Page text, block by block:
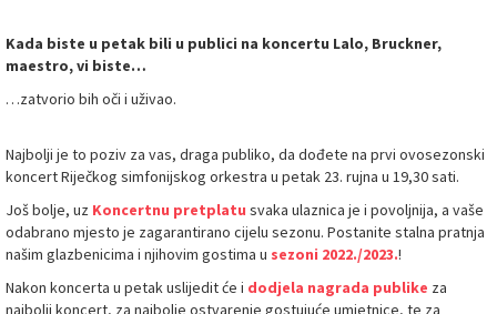
Kada biste u petak bili u publici na koncertu Lalo, Bruckner,
maestro, vi biste…
…zatvorio bih oči i uživao.
Najbolji je to poziv za vas, draga publiko, da dođete na prvi ovosezonski
koncert Riječkog simfonijskog orkestra u petak 23. rujna u 19,30 sati.
Još bolje, uz Koncertnu pretplatu svaka ulaznica je i povoljnija, a vaše
odabrano mjesto je zagarantirano cijelu sezonu. Postanite stalna pratnja
našim glazbenicima i njihovim gostima u sezoni 2022./2023.!
Nakon koncerta u petak uslijedit će i dodjela nagrada publike za